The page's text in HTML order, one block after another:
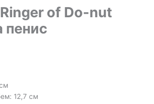
of Do-nut
пенис
12,7 см